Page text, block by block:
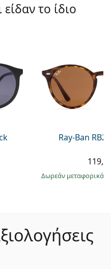
το ίδιο
Ray-Ban
Δωρεάν μεταφορικά